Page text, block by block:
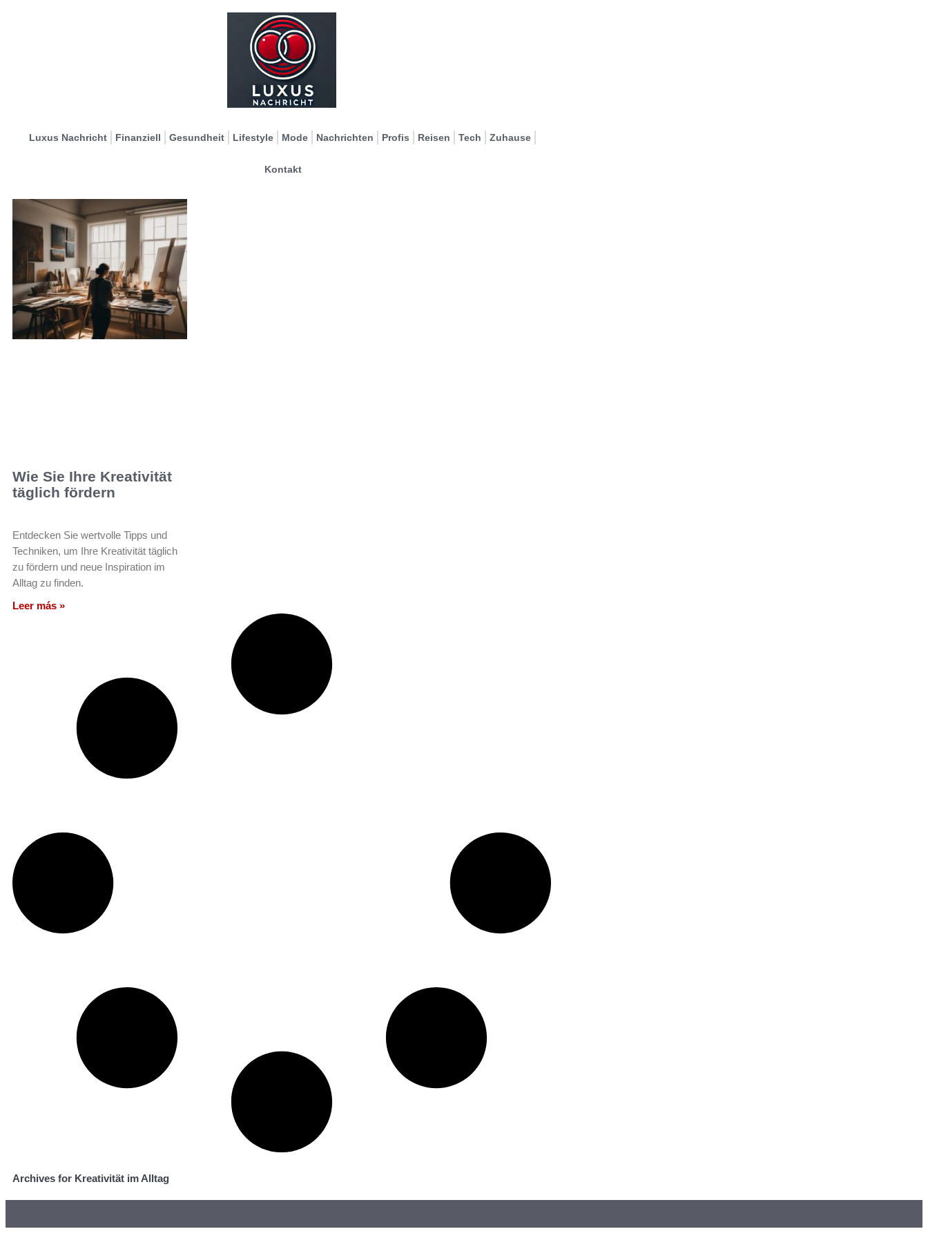
Luxus Nachricht Finanziell Gesundheit Lifestyle Mode Nachrichten Profis Reisen Tech Zuhause
Kontakt
Wie Sie Ihre Kreativität
täglich fördern
Entdecken Sie wertvolle Tipps und
Techniken, um Ihre Kreativität täglich
zu fördern und neue Inspiration im
Alltag zu finden.
Leer más »
Archives for Kreativität im Alltag